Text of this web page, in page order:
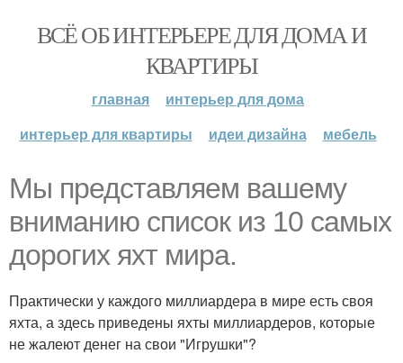
ВСЁ ОБ ИНТЕРЬЕРЕ ДЛЯ ДОМА И
КВАРТИРЫ
главная
интерьер для дома
интерьер для квартиры
идеи дизайна мебель
Мы представляем вашему
вниманию список из 10 самых
дорогих яхт мира.
Практически у каждого миллиардера в мире есть своя
яхта, а здесь приведены яхты миллиардеров, которые
не жалеют денег на свои "Игрушки"?